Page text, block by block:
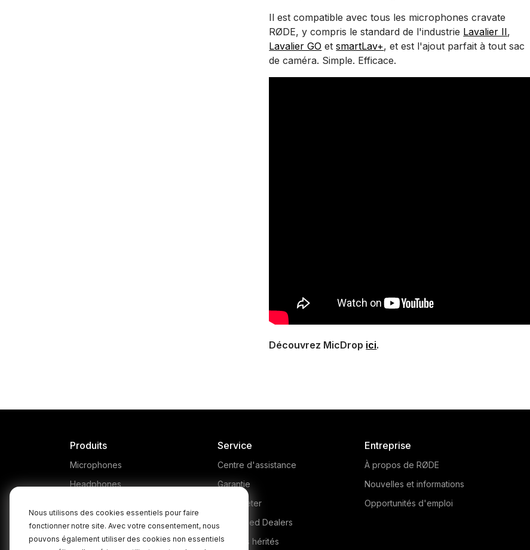
Nous utilisons des cookies essentiels pour faire
fonctionner notre site. Avec votre consentement, nous
pouvons également utiliser des cookies non essentiels
Il est compatible avec tous les microphones cravate
RØDE, y compris le standard de l'industrie Lavalier II,
Lavalier GO etsmartLav+, et est l'ajout parfait à tout sac
de caméra. Simple. Efficace.
Découvrez MicDrop ici.
Produits
Microphones
Headphones
Accessories
Kits
Service
Centre d'assistance
Garantie
Où acheter
Authorised Dealers
Produits hérités
Entreprise
À propos de RØDE
Nouvelles et informations
Opportunités d'emploi